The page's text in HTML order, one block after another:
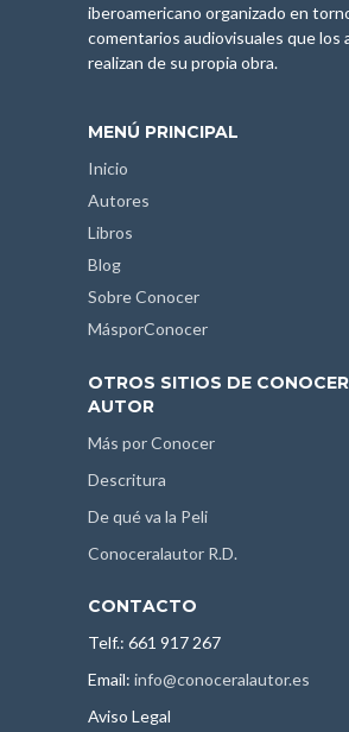
iberoamericano organizado en
comentarios audiovisuales que los
realizan de su propia obra.
MENÚ PRINCIPAL
Inicio
Autores
Libros
Blog
Sobre Conocer
MásporConocer
OTROS SITIOS DE
AUTOR
Más por Conocer
Descritura
De qué va la Peli
Conoceralautor R.D.
CONTACTO
Telf.: 661 917 267
Email: info@conoceralautor.es
Aviso Legal